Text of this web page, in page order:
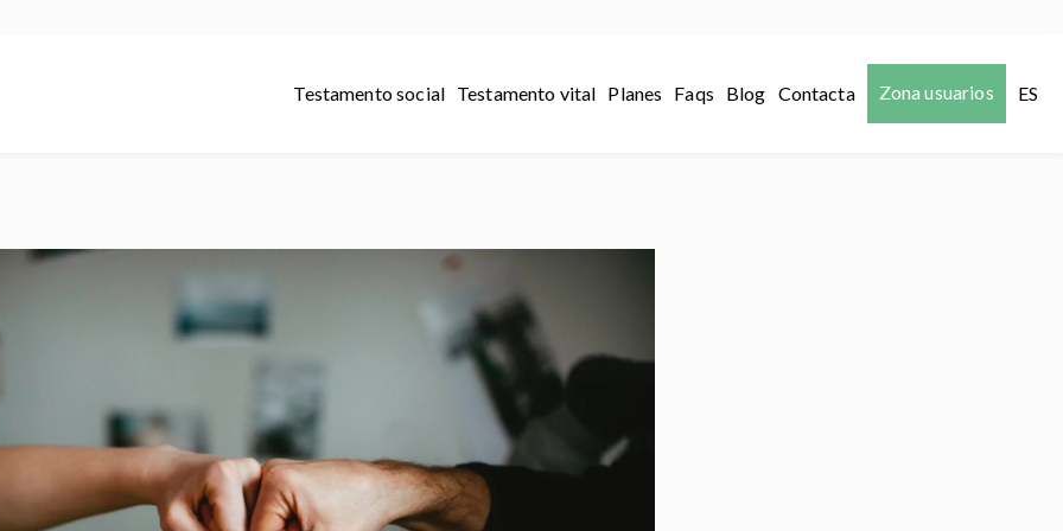
Testamento social Testamento vital Planes Faqs Blog Contacta Zona usuarios ES